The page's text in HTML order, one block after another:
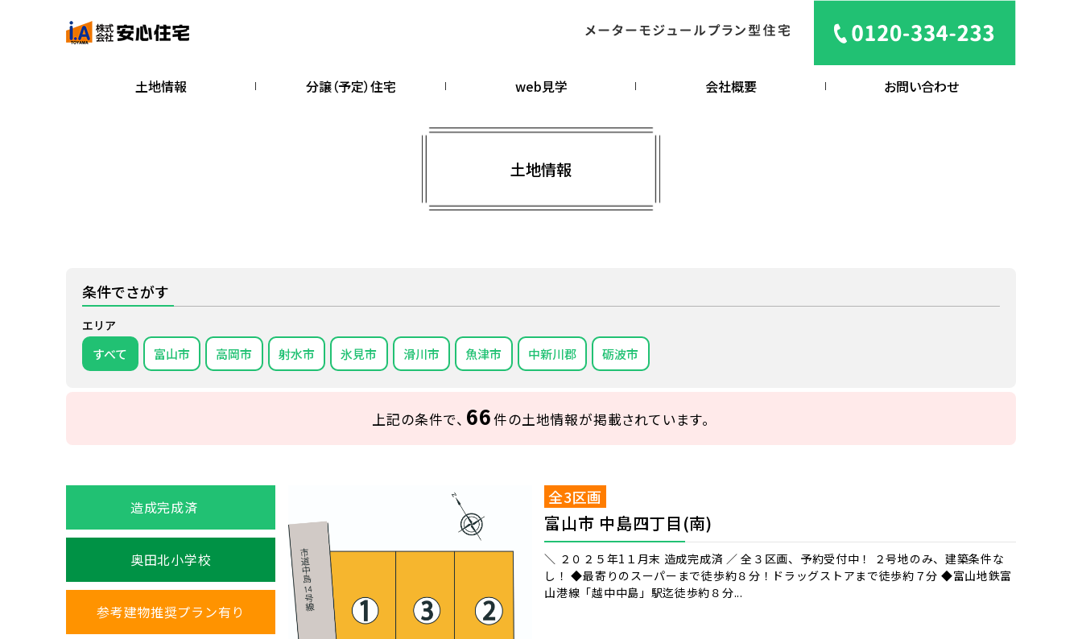
土地情報 分譲（予定）住宅 web見学 会社概要 お問い合わせ
土地情報
条件でさがす
エリア
すべて 富山市 高岡市 射水市 氷見市 滑川市 魚津市 中新川郡 砺波市
上記の条件で、 66件の土地情報が掲載されています。
造成完成済
奥田北小学校
参考建物推奨プラン有り
全3区画
富山市 中島四丁目(南)
＼ ２０２５年1１月末 造成完成済 ／ 全３区画、予約受付中！ ２号地のみ、建築条件な
し！ ◆最寄りのスーパーまで徒歩約８分！ドラッグストアまで徒歩約７分 ◆富山地鉄富
山港線「越中中島」駅迄徒歩約８分...